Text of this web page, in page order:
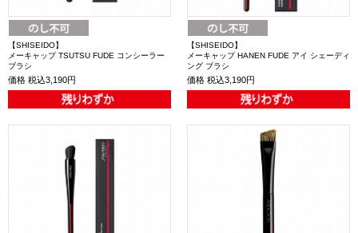
【SHISEIDO】
メーキャップ TSUTSU FUDE コンシーラー
ブラシ
価格 税込3,190円
【SHISEIDO】
メーキャップ HANEN FUDE アイ シェーディ
ング ブラシ
価格 税込3,190円